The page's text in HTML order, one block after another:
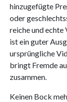
hinzugefügte
oder
reiche und
ist ein guter
ursprüngliche
bringt Fremde
zusammen.
Keinen Bock